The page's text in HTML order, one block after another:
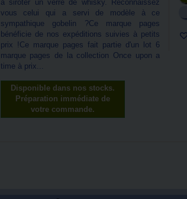
à siroter un verre de whisky. Reconnaissez
vous celui qui a servi de modèle à ce
sympathique gobelin ?Ce marque pages
bénéficie de nos expéditions suivies à petits
prix !Ce marque pages fait partie d'un lot 6
marque pages de la collection Once upon a
time à prix...
Disponible dans nos stocks.
Préparation immédiate de
votre commande.